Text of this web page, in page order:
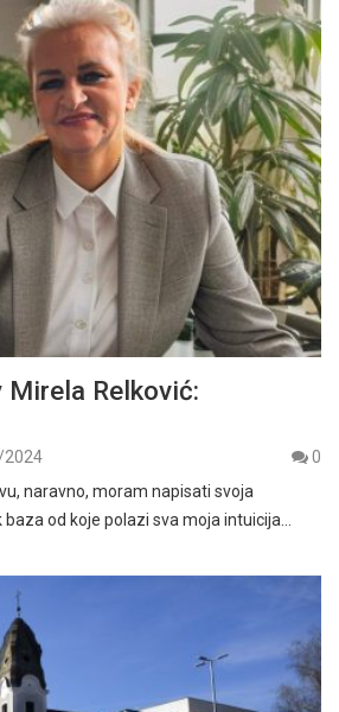
Relković:
0
naravno, moram napisati svoja
od koje polazi sva moja intuicija…